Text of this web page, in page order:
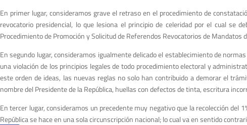
En primer lugar, consideramos grave el retraso en el procedimiento de
revocatorio presidencial, lo que lesiona el principio de celeridad por el cual se
Procedimiento de Promoción y Solicitud de Referendos Revocatorios de
En segundo lugar, consideramos igualmente delicado el establecimiento de
una violación de los principios legales de todo procedimiento electoral y
este orden de ideas, las nuevas reglas no solo han contribuido a demorar el
nombre del Presidente de la República, huellas con defectos de tinta, escritura
En tercer lugar, consideramos un precedente muy negativo que la recolección del
República se hace en una sola circunscripción nacional; lo cual va en sentido